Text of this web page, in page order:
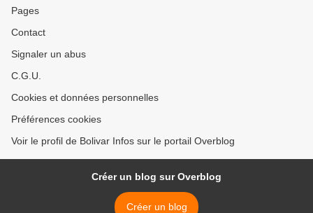
Pages
Contact
Signaler un abus
C.G.U.
Cookies et données personnelles
Préférences cookies
Voir le profil de Bolivar Infos sur le portail Overblog
Créer un blog sur Overblog
Créer un blog